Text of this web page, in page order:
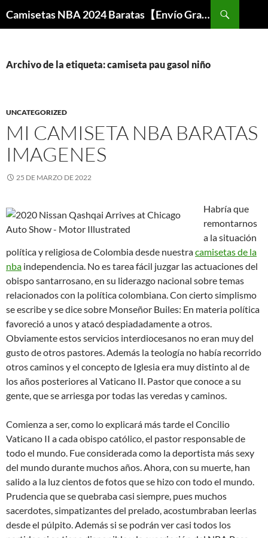
Camisetas NBA 2024 Baratas【Envío Gratis】
Archivo de la etiqueta: camiseta pau gasol niño
UNCATEGORIZED
MI CAMISETA NBA BARATAS
IMAGENES
25 DE MARZO DE 2022
Habría que
remontarnos
a la situación
política y religiosa de Colombia desde nuestracamisetas de la
nba independencia. No es tarea fácil juzgar las actuaciones del
obispo santarrosano, en su liderazgo nacional sobre temas
relacionados con la política colombiana. Con cierto simplismo
se escribe y se dice sobre Monseñor Builes: En materia política
favoreció a unos y atacó despiadadamente a otros.
Obviamente estos servicios interdiocesanos no eran muy del
gusto de otros pastores. Además la teología no había recorrido
otros caminos y el concepto de Iglesia era muy distinto al de
los años posteriores al Vaticano II. Pastor que conoce a su
gente, que se arriesga por todas las veredas y caminos.
Comienza a ser, como lo explicará más tarde el Concilio
Vaticano II a cada obispo católico, el pastor responsable de
todo el mundo. Fue considerada como la deportista más sexy
del mundo durante muchos años. Ahora, con su muerte, han
salido a la luz cientos de fotos que se hizo con todo el mundo.
Prudencia que se quebraba casi siempre, pues muchos
sacerdotes, simpatizantes del prelado, acostumbraban leerlas
desde el púlpito. Además si se podrán ver casi todos los